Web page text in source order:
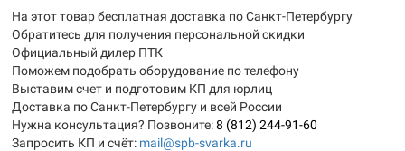
На этот товар бесплатная доставка по Санкт-Петербургу
Обратитесь для получения персональной скидки
Официальный дилер ПТК
Поможем подобрать оборудование по телефону
Выставим счет и подготовим КП для юрлиц
Доставка по Санкт-Петербургу и всей России
Нужна консультация? Позвоните:8 (812) 244-91-60
Запросить КП и счёт: mail@spb-svarka.ru